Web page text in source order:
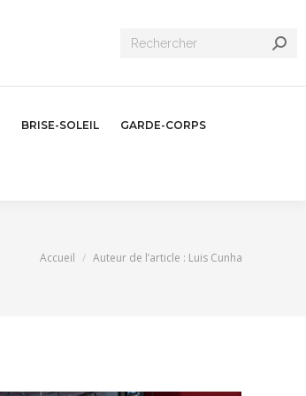
Recherche
BRISE-SOLEIL GARDE-CORPS
Vous êtes ici :
Accueil Auteur de l’article : Luis Cunha